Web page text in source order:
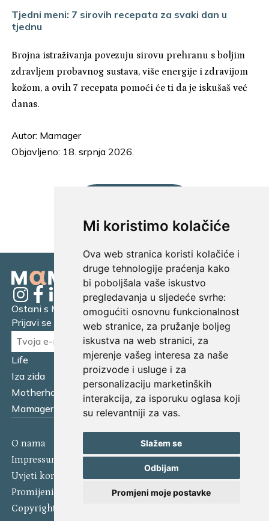
Mi koristimo kolačiće
Ova web stranica koristi kolačiće i
druge tehnologije praćenja kako
bi poboljšala vaše iskustvo
pregledavanja u sljedeće svrhe:
omogućiti osnovnu funkcionalnost
web stranice, za pružanje boljeg
iskustva na web stranici, za
mjerenje vašeg interesa za naše
proizvode i usluge i za
personalizaciju marketinških
interakcija, za isporuku oglasa koji
su relevantniji za vas.
Slažem se
Odbijam
Promjeni moje postavke
Tjedni meni: 7 sirovih recepata za svaki dan u
tjednu
Brojna istraživanja povezuju sirovu prehranu s boljim
zdravljem probavnog sustava, više energije i zdravijom
kožom, a ovih 7 recepata pomoći će ti da je iskušaš već
danas.
Autor: Mamager
Objavljeno: 18. srpnja 2026.
Life
Financijska pismenost
Iza zida
Business
Motherhood
Tatager
Mamager Intervju
Multitasking kitchen
Ostani s Mamagerom
Prijavi se na naš newsletter.
Copyright 2025 Mamager
O nama
Kontakt
Impressum
Izjava o kolačićima
Uvjeti korištenja
Politika privatnosti
Promijeni postavke kolačića